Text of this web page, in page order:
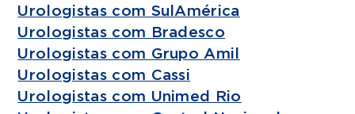
Urologistas com SulAmérica
Urologistas com Bradesco
Urologistas com Grupo Amil
Urologistas com Cassi
Urologistas com Unimed Rio